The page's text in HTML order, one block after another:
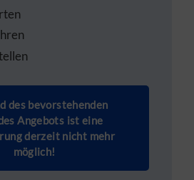
des bevorstehenden
Angebots ist eine
derzeit nicht mehr
möglich!